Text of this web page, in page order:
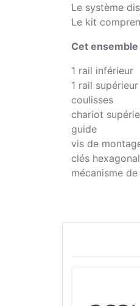
Le système
Le kit
Cet
1 rail inférieur
1 rail supérieur
coulisses
chariot
guide
vis de
clés
mécanisme